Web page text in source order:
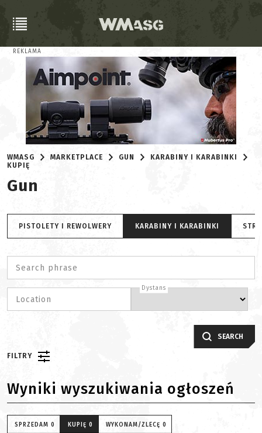
REKLAMA
WMASG MARKETPLACE GUN
KARABINY I KARABINKI
KUPIĘ
Gun
PISTOLETY I REWOLWERY KARABINY I KARABINKI
Search phrase
Location
Dystans
SEARCH
FILTRY
Wyniki wyszukiwania ogłoszeń
SPRZEDAM 0 KUPIĘ 0 WYKONAM/ZLECĘ 0